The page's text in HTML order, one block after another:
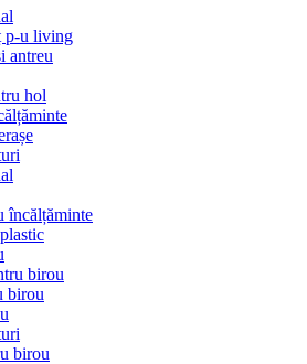
p-u living
antreu
hol
încălțăminte
birou
birou
birou